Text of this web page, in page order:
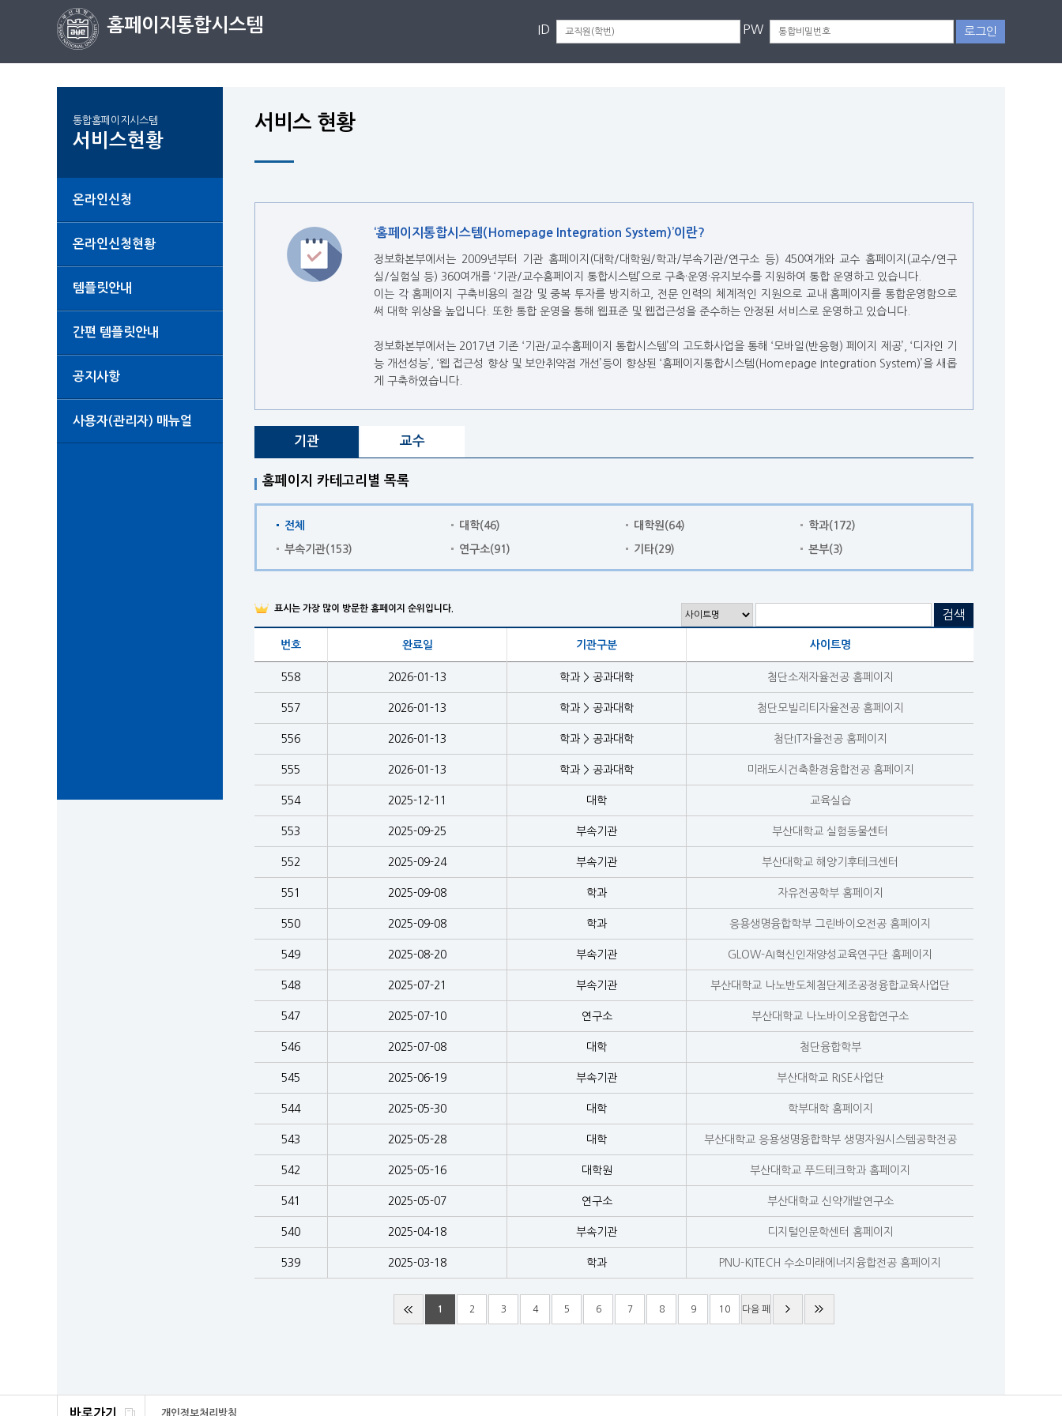
ID PW
홈페이지통합시스템
통합홈페이지시스템
서비스현황
온라인신청
온라인신청현황
템플릿안내
간편 템플릿안내
공지사항
사용자(관리자) 매뉴얼
서비스 현황
‘홈페이지통합시스템(Homepage Integration System)’이란?
정보화본부에서는 2009년부터 기관 홈페이지(대학/대학원/학과/부속기관/연구소 등) 450여개와 교수 홈페이지(교수/연구
실/실험실 등) 360여개를 ‘기관/교수홈페이지 통합시스템’으로 구축·운영·유지보수를 지원하여 통합 운영하고 있습니다.
이는 각 홈페이지 구축비용의 절감 및 중복 투자를 방지하고, 전문 인력의 체계적인 지원으로 교내 홈페이지를 통합운영함으로
써 대학 위상을 높입니다. 또한 통합 운영을 통해 웹표준 및 웹접근성을 준수하는 안정된 서비스로 운영하고 있습니다.
정보화본부에서는 2017년 기존 ‘기관/교수홈페이지 통합시스템’의 고도화사업을 통해 ‘모바일(반응형) 페이지 제공’, ‘디자인 기
능 개선성능’, ‘웹 접근성 향상 및 보안취약점 개선’등이 향상된 ‘홈페이지통합시스템(Homepage Integration System)’을 새롭
게 구축하였습니다.
기관 교수
홈페이지 카테고리별 목록
전체 대학(46) 대학원(64) 학과(172)
부속기관(153) 연구소(91) 기타(29) 본부(3)
표시는 가장 많이 방문한 홈페이지 순위입니다.
번호 완료일 기관구분 사이트명
558 2026-01-13 학과 > 공과대학 첨단소재자율전공 홈페이지
557 2026-01-13 학과 > 공과대학 첨단모빌리티자율전공 홈페이지
556 2026-01-13 학과 > 공과대학 첨단IT자율전공 홈페이지
555 2026-01-13 학과 > 공과대학 미래도시건축환경융합전공 홈페이지
554 2025-12-11 대학 교육실습
553 2025-09-25 부속기관 부산대학교 실험동물센터
552 2025-09-24 부속기관 부산대학교 해양기후테크센터
551 2025-09-08 학과 자유전공학부 홈페이지
550 2025-09-08 학과 응용생명융합학부 그린바이오전공 홈페이지
549 2025-08-20 부속기관 GLOW-AI혁신인재양성교육연구단 홈페이지
548 2025-07-21 부속기관 부산대학교 나노반도체첨단제조공정융합교육사업단
547 2025-07-10 연구소 부산대학교 나노바이오융합연구소
546 2025-07-08 대학 첨단융합학부
545 2025-06-19 부속기관 부산대학교 RISE사업단
544 2025-05-30 대학 학부대학 홈페이지
543 2025-05-28 대학 부산대학교 응용생명융합학부 생명자원시스템공학전공
542 2025-05-16 대학원 부산대학교 푸드테크학과 홈페이지
541 2025-05-07 연구소 부산대학교 신약개발연구소
540 2025-04-18 부속기관 디지털인문학센터 홈페이지
539 2025-03-18 학과 PNU-KITECH 수소미래에너지융합전공 홈페이지
1 2 3 4 5 6 7 8 9 10 다음 페
바로가기 개인정보처리방침